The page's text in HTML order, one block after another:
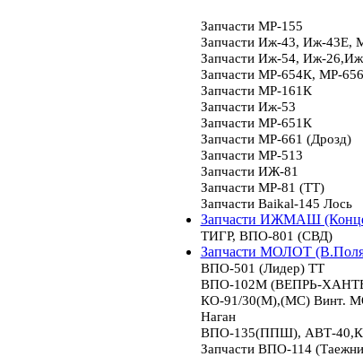
Запчасти МР-155
Запчасти Иж-43, Иж-43Е,
Запчасти Иж-54, Иж-
Запчасти МР-654К, МР-
Запчасти МР-161К
Запчасти Иж-53
Запчасти МР-651К
Запчасти МР-661 (Дрозд)
Запчасти МР-513
Запчасти ИЖ-81
Запчасти МР-81 (ТТ)
Запчасти Baikal-145 Лось
Запчасти ИЖМАШ
ТИГР, ВПО-801 (СВД)
Запчасти МОЛОТ
ВПО-501 (Лидер) ТТ
ВПО-102М (ВЕПРЬ-
КО-91/30(М),(МС) Винт.
Наган
ВПО-135(ППШ), АВТ-
Запчасти ВПО-114